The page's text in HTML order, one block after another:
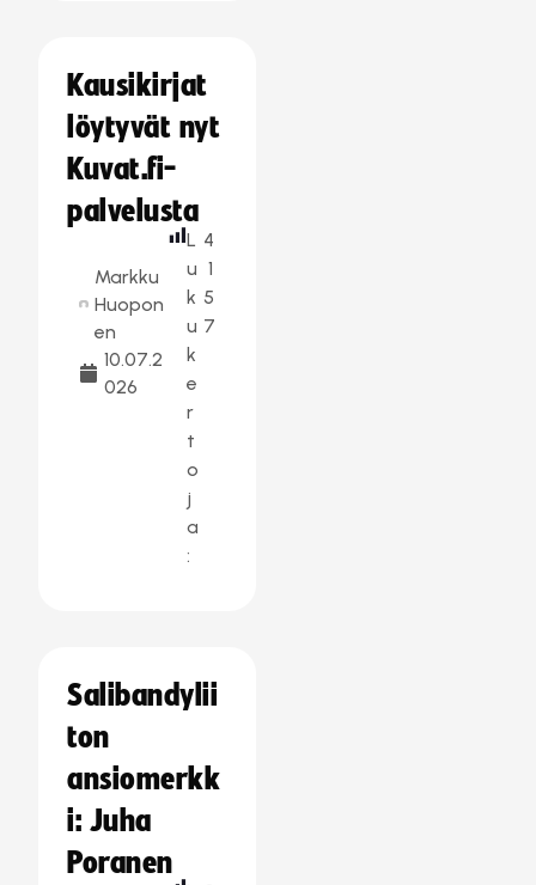
Kausikirjat
löytyvät nyt
Kuvat.fi-
palvelusta
Markku
Huopon
en
10.07.2
026
L
u
k
u
k
e
r
t
o
j
a
:
4
1
5
7
Salibandylii
ton
ansiomerkk
i: Juha
Poranen